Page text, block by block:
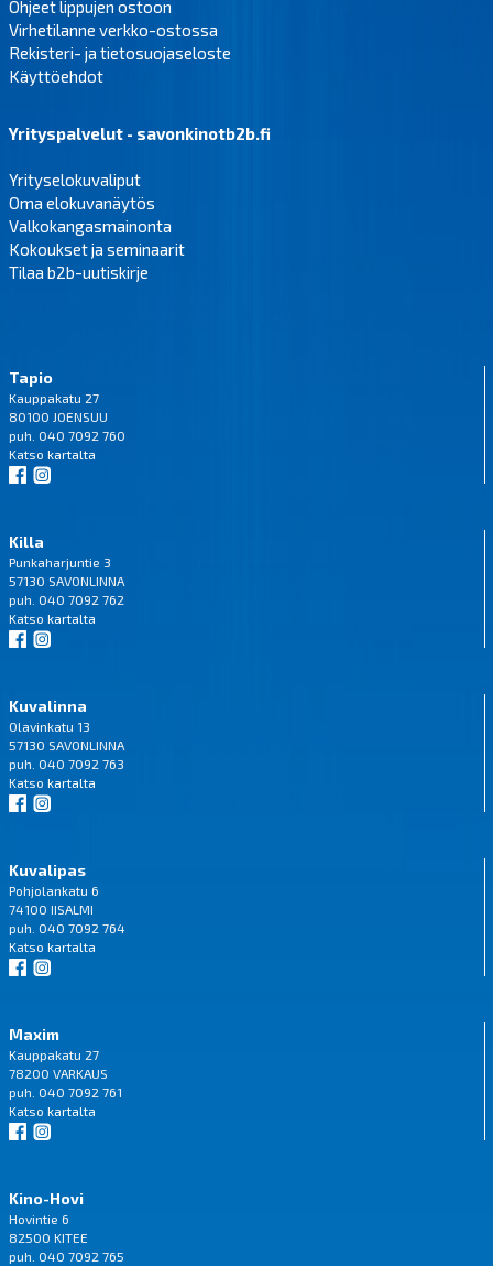
Ohjeet lippujen ostoon
Virhetilanne verkko-ostossa
Rekisteri- ja tietosuojaseloste
Käyttöehdot
Yrityspalvelut - savonkinotb2b.fi
Yrityselokuvaliput
Oma elokuvanäytös
Valkokangasmainonta
Kokoukset ja seminaarit
Tilaa b2b-uutiskirje
Tapio
Kauppakatu 27
80100 JOENSUU
puh. 040 7092 760
Katso kartalta
Killa
Punkaharjuntie 3
57130 SAVONLINNA
puh. 040 7092 762
Katso kartalta
Kuvalinna
Olavinkatu 13
57130 SAVONLINNA
puh. 040 7092 763
Katso kartalta
Kuvalipas
Pohjolankatu 6
74100 IISALMI
puh. 040 7092 764
Katso kartalta
Maxim
Kauppakatu 27
78200 VARKAUS
puh. 040 7092 761
Katso kartalta
Kino-Hovi
Hovintie 6
82500 KITEE
puh. 040 7092 765